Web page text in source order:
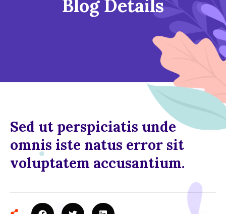
Blog Details
Sed ut perspiciatis unde
omnis iste natus error sit
voluptatem accusantium.